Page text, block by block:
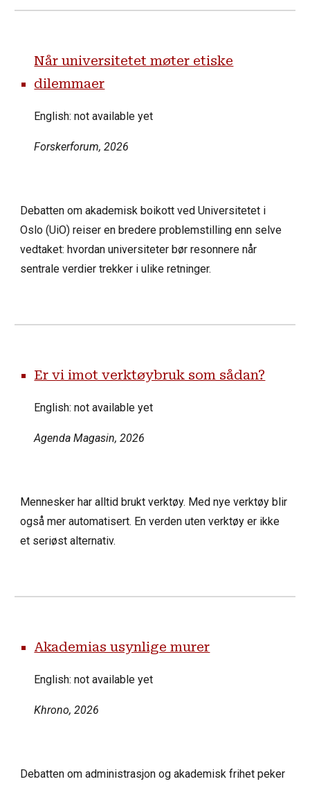
Når universitetet møter etiske
dilemmaer
English: not available yet
Forskerforum, 2026
Debatten om akademisk boikott ved Universitetet i
Oslo (UiO) reiser en bredere problemstilling enn selve
vedtaket: hvordan universiteter bør resonnere når
sentrale verdier trekker i ulike retninger.
Er vi imot verktøybruk som sådan?
English: not available yet
Agenda Magasin, 2026
Mennesker har alltid brukt verktøy. Med nye verktøy blir
også mer automatisert. En verden uten verktøy er ikke
et seriøst alternativ.
Akademias usynlige murer
English: not available yet
Khrono, 2026
Debatten om administrasjon og akademisk frihet peker